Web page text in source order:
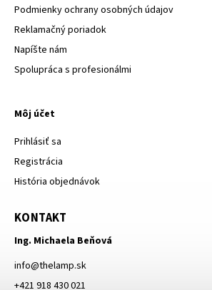
Podmienky ochrany osobných údajov
Reklamačný poriadok
Napíšte nám
Spolupráca s profesionálmi
Môj účet
Prihlásiť sa
Registrácia
História objednávok
KONTAKT
Ing. Michaela Beňová
info@thelamp.sk
+421 918 430 021